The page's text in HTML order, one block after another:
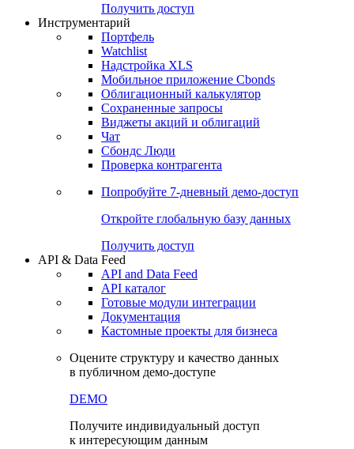
Получить доступ
Инструментарий
Портфель
Watchlist
Надстройка XLS
Мобильное приложение Cbonds
Облигационный калькулятор
Сохраненные запросы
Виджеты акций и облигаций
Чат
Сбондс Люди
Проверка контрагента
Попробуйте 7-дневный демо-доступ
Откройте глобальную базу данных
Получить доступ
API & Data Feed
API and Data Feed
API каталог
Готовые модули интеграции
Документация
Кастомные проекты для бизнеса
Оцените структуру и качество данных
в публичном демо-доступе
DEMO
Получите индивидуальный доступ
к интересующим данным